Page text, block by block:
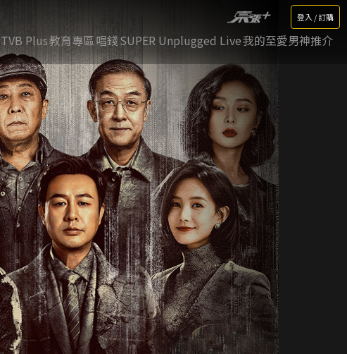
登入 / 訂購
TVB Plus教育專區唱錢SUPER Unplugged Live我的至愛男神推介